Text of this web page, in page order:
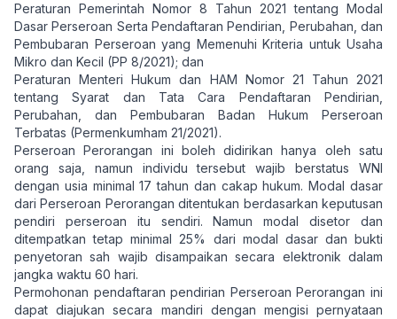
Peraturan Pemerintah Nomor 8 Tahun 2021 tentang Modal
Dasar Perseroan Serta Pendaftaran Pendirian, Perubahan, dan
Pembubaran Perseroan yang Memenuhi Kriteria untuk Usaha
Mikro dan Kecil (PP 8/2021); dan
Peraturan Menteri Hukum dan HAM Nomor 21 Tahun 2021
tentang Syarat dan Tata Cara Pendaftaran Pendirian,
Perubahan, dan Pembubaran Badan Hukum Perseroan
Terbatas (Permenkumham 21/2021).
Perseroan Perorangan ini boleh didirikan hanya oleh satu
orang saja, namun individu tersebut wajib berstatus WNI
dengan usia minimal 17 tahun dan cakap hukum. Modal dasar
dari Perseroan Perorangan ditentukan berdasarkan keputusan
pendiri perseroan itu sendiri. Namun modal disetor dan
ditempatkan tetap minimal 25% dari modal dasar dan bukti
penyetoran sah wajib disampaikan secara elektronik dalam
jangka waktu 60 hari.
Permohonan pendaftaran pendirian Perseroan Perorangan ini
dapat diajukan secara mandiri dengan mengisi pernyataan